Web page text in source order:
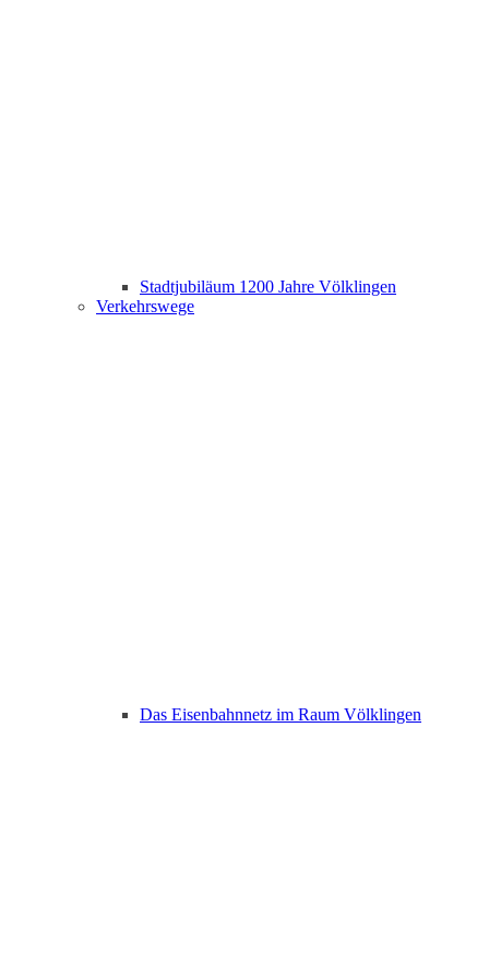
Stadtjubiläum 1200 Jahre Völklingen
Verkehrswege
Das Eisenbahnnetz im Raum Völklingen